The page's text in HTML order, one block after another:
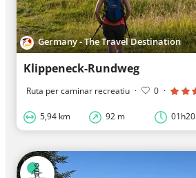
Germany - The Travel Destination
Klippeneck-Rundweg
Ruta per caminar recreatiu · 0 ·
5,94 km 92 m 01h20